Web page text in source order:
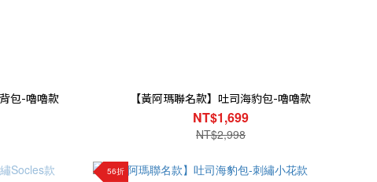
包-嚕嚕款 【黃阿瑪聯名款】吐司海豹包-嚕嚕款
NT$1,699
NT$2,998
56折